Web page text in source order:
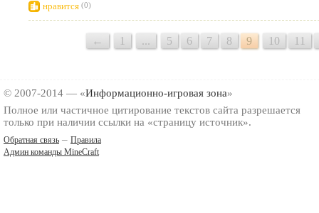
нравится (0)
← 1 ... 5 6 7 8 9 10 11
© 2007-2014 — «Информационно-игровая зона»
Полное или частичное цитирование текстов сайта разрешается
только при наличии ссылки на «страницу источник».
Обратная связь – Правила
Админ команды MineCraft